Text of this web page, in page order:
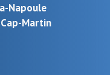
Napoule
Martin